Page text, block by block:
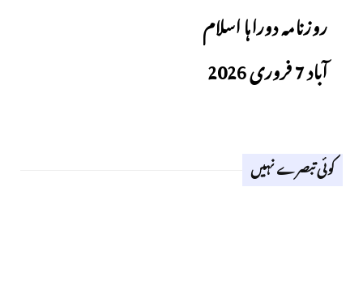
روزنامہ دوراہا اسلام
آباد 7 فروری 2026
کوئی تبصرے نہیں